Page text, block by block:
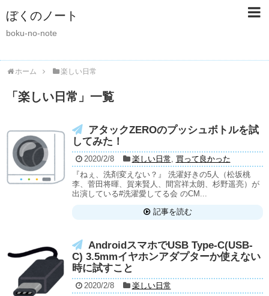
ぼくのノート
boku-no-note
ホーム 楽しい日常
「 楽しい日常 」 一覧
アタックZEROのプッシュボトルを試
してみた！
2020/2/8 楽しい日常, 買って良かった
『ねぇ、洗剤変えない？』 洗濯好きの5人（松坂桃
李、菅田将暉、賀来賢人、間宮祥太朗、杉野遥亮）が
出演している#洗濯愛してる会 のCM...
記事を読む
AndroidスマホでUSB Type-C(USB-
C) 3.5mmイヤホンアダプターか使えない
時に試すこと
2020/2/8
楽しい日常